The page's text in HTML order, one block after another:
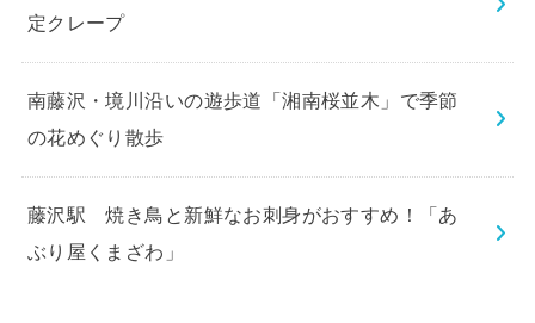
定クレープ
南藤沢・境川沿いの遊歩道「湘南桜並木」で季節
の花めぐり散歩
藤沢駅 焼き鳥と新鮮なお刺身がおすすめ！「あ
ぶり屋くまざわ」